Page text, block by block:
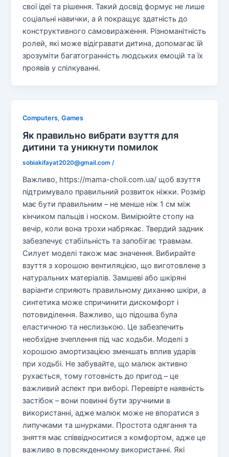
свої ідеї та рішення. Такий досвід формує не лише
соціальні навички, а й покращує здатність до
конструктивного самовираження. Різноманітність
ролей, які може відігравати дитина, допомагає їй
зрозуміти багатогранність людських емоцій та їх
проявів у спілкуванні.
Computers, Games
Як правильно вибрати взуття для
дитини та уникнути помилок
sobiakifayat2020@gmail.com/
Важливо, https://mama-choli.com.ua/ щоб взуття
підтримувало правильний розвиток ніжки. Розмір
має бути правильним – не менше ніж 1 см між
кінчиком пальців і носком. Вимірюйте стопу на
вечір, коли вона трохи набрякає. Твердий задник
забезпечує стабільність та запобігає травмам.
Силует моделі також має значення. Вибирайте
взуття з хорошою вентиляцією, що виготовлене з
натуральних матеріалів. Замшеві або шкіряні
варіанти сприяють правильному диханню шкіри, а
синтетика може спричинити дискомфорт і
потовиділення. Важливо, що підошва була
еластичною та неслизькою. Це забезпечить
необхідне зчеплення під час ходьби. Моделі з
хорошою амортизацією зменшать вплив ударів
при ходьбі. Не забувайте, що малюк активно
рухається, тому готовність до пригод – це
важливий аспект при виборі. Перевірте наявність
застібок – вони повинні бути зручними в
використанні, адже малюк може не впоратися з
липучками та шнурками. Простота одягання та
зняття має співвідноситися з комфортом, адже це
важливо в повсякденному використанні. Які